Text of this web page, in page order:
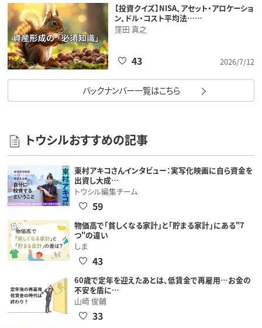
【投資クイズ】NISA、アセット・アロケーショ
ン、ドル・コスト平均法……
窪田 真之
2026/7/12
43
バックナンバー一覧はこちら
トウシルおすすめの記事
東村アキコさんインタビュー：実写化映画に自ら資金を
出資し大成…
トウシル編集チーム
59
物価高で「貧しくなる家計」と「貯まる家計」にある"7
つ"の違い
しま
43
60歳で定年を迎えたあとは、低賃金で再雇用…お金の
不安を盾に…
山崎 俊輔
33